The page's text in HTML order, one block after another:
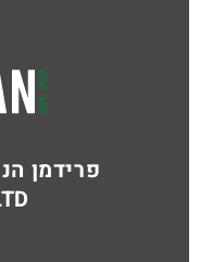
פרידמן